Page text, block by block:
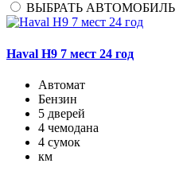
ВЫБРАТЬ АВТОМОБИЛЬ
Haval H9 7 мест 24 год
Автомат
Бензин
5 дверей
4 чемодана
4 сумок
км